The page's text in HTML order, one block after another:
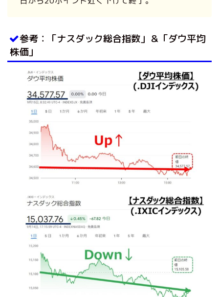
参考：「ナスダック総合指数」＆「ダウ平均
株価」